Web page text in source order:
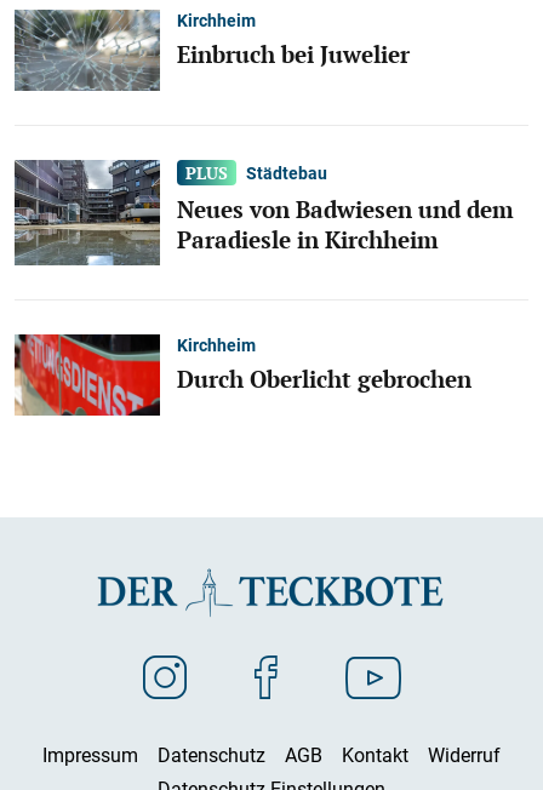
Kirchheim
Einbruch bei Juwelier
Städtebau
Neues von Badwiesen und dem
Paradiesle in Kirchheim
Kirchheim
Durch Oberlicht gebrochen
Impressum Datenschutz AGB Kontakt
Widerruf